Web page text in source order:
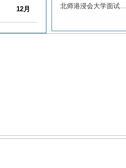
12月
6月
北师港浸会大学面试...